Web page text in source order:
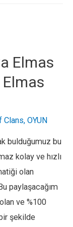
Elmas
Clans, OYUN
bulduğumuz bu
kolay ve hızlı
olan
paylaşacağım
ve %100
şekilde